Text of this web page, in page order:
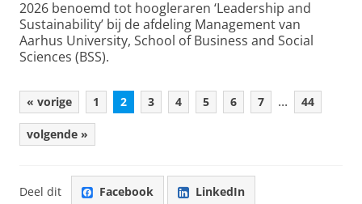
2026 benoemd tot hoogleraren ‘Leadership and
Sustainability’ bij de afdeling Management van
Aarhus University, School of Business and Social
Sciences (BSS).
« vorige 1 2 3 4 5 6 7 ... 44
volgende »
Deel dit Facebook LinkedIn